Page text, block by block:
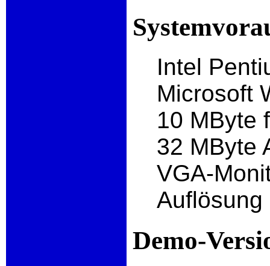
Intel
Microsoft
10 MByte
32 MByte
VGA-
Auflösung
Demo-